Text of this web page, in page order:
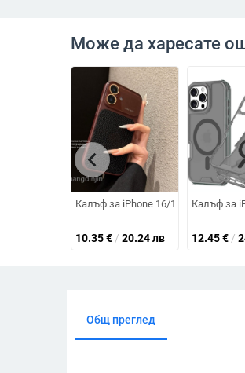
Може да харесате
Калъф за iPhone 16/17 с есенно-
10.35€ / 20.24 лв
Калъф за
12.45€ /
chevron_left
Общ преглед